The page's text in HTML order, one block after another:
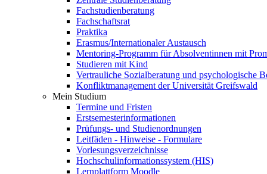
Fachstudienberatung
Fachschaftsrat
Praktika
Erasmus/Internationaler Austausch
Mentoring-Programm für Absolventinnen mit
Studieren mit Kind
Vertrauliche Sozialberatung und psychologische
Konfliktmanagement der Universität Greifswald
Mein Studium
Termine und Fristen
Erstsemesterinformationen
Prüfungs- und Studienordnungen
Leitfäden - Hinweise - Formulare
Vorlesungsverzeichnisse
Hochschulinformationssystem (HIS)
Lernplattform Moodle